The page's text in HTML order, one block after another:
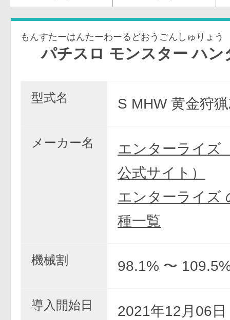
もんすたーはんたーわーるどおうごんしゅりょう
スロ モンスター ハンター：
型式名 S MHW 黄金狩
メーカー名
エンターライズ
公式サイト）
エンターライズ
種一覧
機械割 98.1% 〜
導入開始日 2021年12月06日